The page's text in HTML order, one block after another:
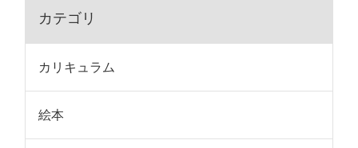
カテゴリ
カリキュラム
絵本